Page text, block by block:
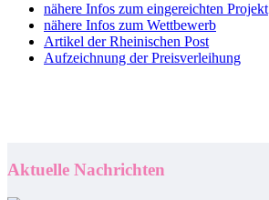
nähere Infos zum eingereichten Projekt
nähere Infos zum Wettbewerb
Artikel der Rheinischen Post
Aufzeichnung der Preisverleihung
Aktuelle Nachrichten